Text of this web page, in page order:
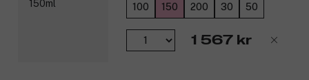
100 150 200 30 50
1 567 kr